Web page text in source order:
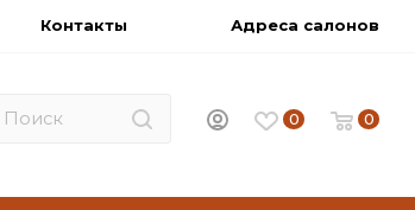
Контакты Адреса салонов
0 0